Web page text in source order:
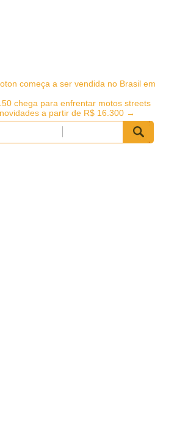
começa a ser vendida no Brasil em
chega para enfrentar motos streets
a partir de R$ 16.300 →
Pesquisar
por: